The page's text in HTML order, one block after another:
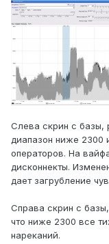
Слева скрин с базы,
диапазон ниже 2300
операторов. На
дисконнекты.
дает загрубление
Справа скрин с
что ниже 2300 все
нареканий.